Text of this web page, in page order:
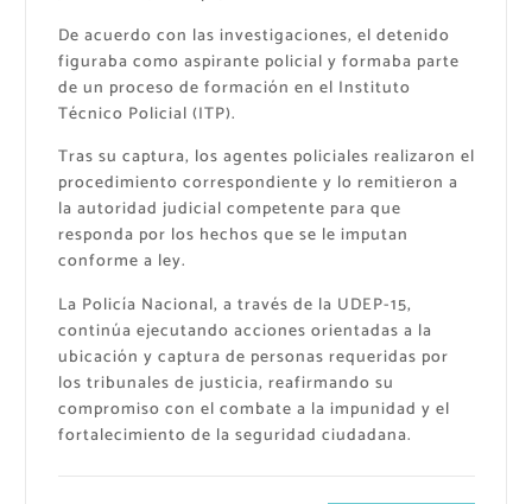
De acuerdo con las investigaciones, el detenido
figuraba como aspirante policial y formaba parte
de un proceso de formación en el Instituto
Técnico Policial (ITP).
Tras su captura, los agentes policiales realizaron el
procedimiento correspondiente y lo remitieron a
la autoridad judicial competente para que
responda por los hechos que se le imputan
conforme a ley.
La Policía Nacional, a través de la UDEP-15,
continúa ejecutando acciones orientadas a la
ubicación y captura de personas requeridas por
los tribunales de justicia, reafirmando su
compromiso con el combate a la impunidad y el
fortalecimiento de la seguridad ciudadana.